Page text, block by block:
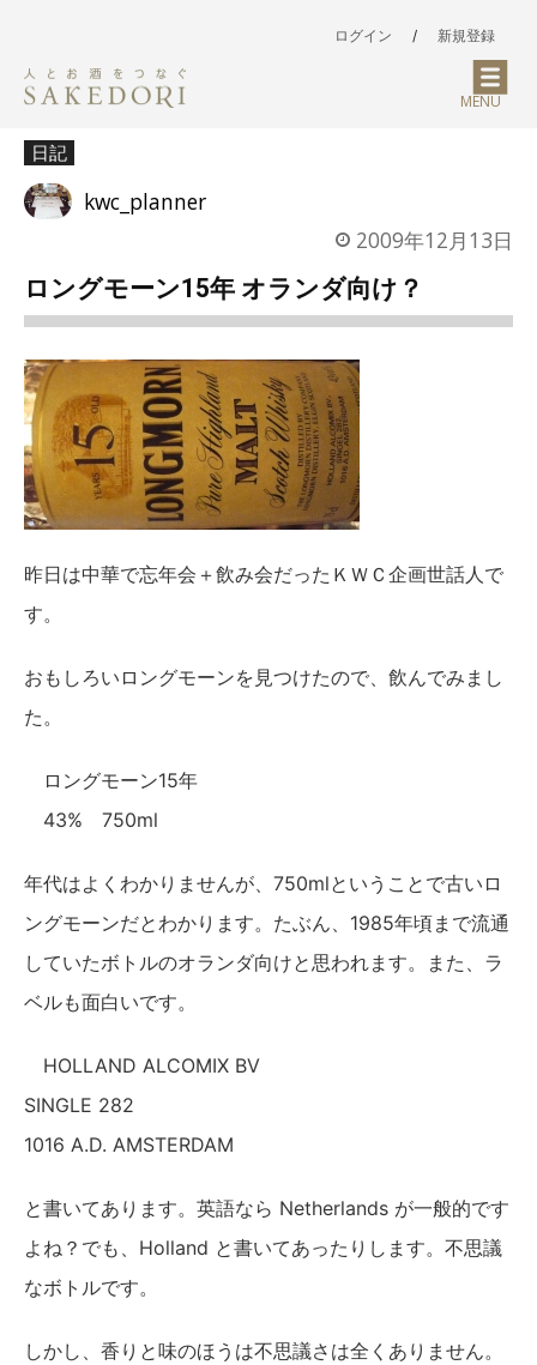
ログイン / 新規登録
MENU
日記
kwc_planner
2009年12月13日
ロングモーン15年 オランダ向け？
昨日は中華で忘年会＋飲み会だったＫＷＣ企画世話人で
す。
おもしろいロングモーンを見つけたので、飲んでみまし
た。
ロングモーン15年
43% 750ml
年代はよくわかりませんが、750mlということで古いロ
ングモーンだとわかります。たぶん、1985年頃まで流通
していたボトルのオランダ向けと思われます。また、ラ
ベルも面白いです。
HOLLAND ALCOMIX BV
SINGLE 282
1016 A.D. AMSTERDAM
と書いてあります。英語なら Netherlands が一般的です
よね？でも、Holland と書いてあったりします。不思議
なボトルです。
しかし、香りと味のほうは不思議さは全くありません。